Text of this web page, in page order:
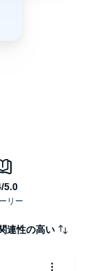
連性の高い